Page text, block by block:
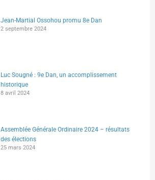
Jean-Martial Ossohou promu 8e Dan
2 septembre 2024
Luc Sougné : 9e Dan, un accomplissement
historique
8 avril 2024
Assemblée Générale Ordinaire 2024 – résultats
des élections
25 mars 2024